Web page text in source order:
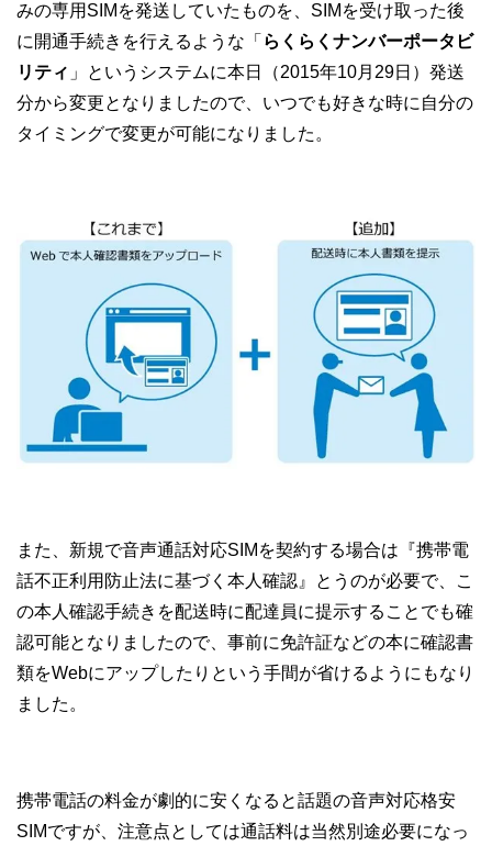
みの専用SIMを発送していたものを、SIMを受け取った後
に開通手続きを行えるような「 らくらくナンバーポータビ
リティ 」というシステムに本日（2015年10月29日）発送
分から変更となりましたので、いつでも好きな時に自分の
タイミングで変更が可能になりました。
また、新規で音声通話対応SIMを契約する場合は『携帯電
話不正利用防止法に基づく本人確認』とうのが必要で、こ
の本人確認手続きを配送時に配達員に提示することでも確
認可能となりましたので、事前に免許証などの本に確認書
類をWebにアップしたりという手間が省けるようにもなり
ました。
携帯電話の料金が劇的に安くなると話題の音声対応格安
SIMですが、注意点としては通話料は当然別途必要になっ